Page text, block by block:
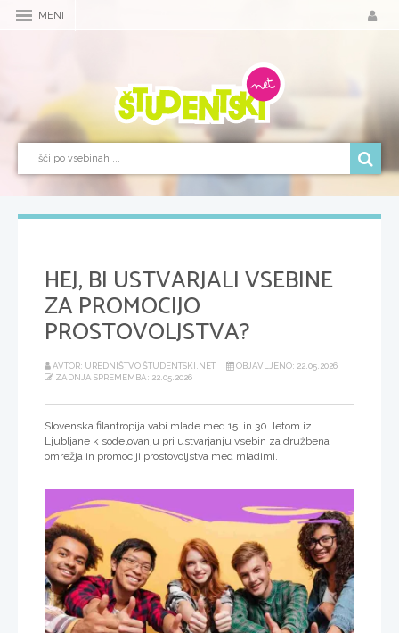
MENI
HEJ, BI USTVARJALI VSEBINE
ZA PROMOCIJO
PROSTOVOLJSTVA?
AVTOR: UREDNIŠTVO ŠTUDENTSKI.NET
OBJAVLJENO: 22.05.2026
ZADNJA SPREMEMBA: 22.05.2026
Slovenska filantropija vabi mlade med 15. in 30. letom iz
Ljubljane k sodelovanju pri ustvarjanju vsebin za družbena
omrežja in promociji prostovoljstva med mladimi.